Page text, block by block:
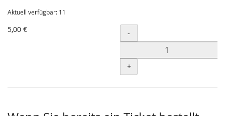
Aktuell verfügbar: 11
5,00 € Menge
-
+